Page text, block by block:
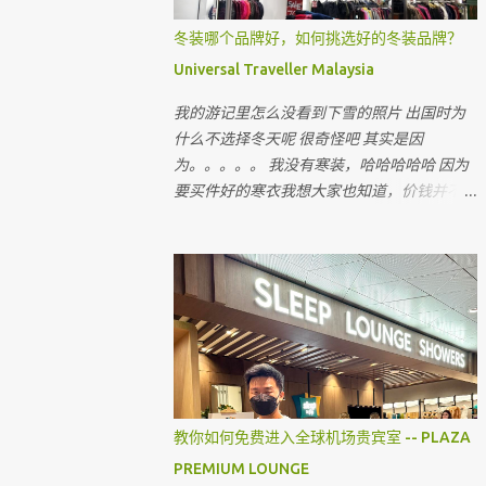
冬装哪个品牌好，如何挑选好的冬装品牌？
Universal Traveller Malaysia
我的游记里怎么没看到下雪的照片 出国时为
什么不选择冬天呢 很奇怪吧 其实是因
为。。。。。 我没有寒装，哈哈哈哈哈 因为
要买件好的寒衣我想大家也知道，价钱并不便
都省在哪里呢 ？ 就是省在买寒衣，如果亲戚
朋友有，和他们借，对不对 最近听到很多朋
友说上网买会比较值得 但很多我认识的朋友
上网买后，都会建议我不要上网买，为什么呢
教你如何免费进入全球机场贵宾室 -- PLAZA
PREMIUM LOUNGE